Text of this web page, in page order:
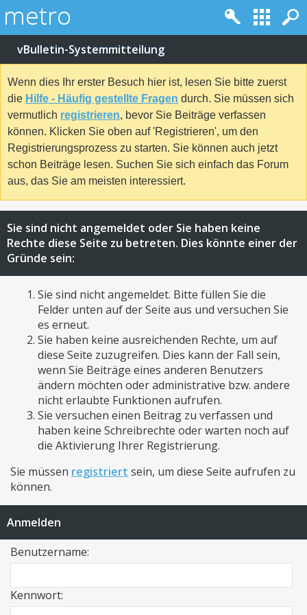
vBulletin-Systemmitteilung
Wenn dies Ihr erster Besuch hier ist, lesen Sie bitte zuerst
die Hilfe - Häufig gestellte Fragen durch. Sie müssen sich
vermutlich registrieren, bevor Sie Beiträge verfassen
können. Klicken Sie oben auf 'Registrieren', um den
Registrierungsprozess zu starten. Sie können auch jetzt
schon Beiträge lesen. Suchen Sie sich einfach das Forum
aus, das Sie am meisten interessiert.
Sie sind nicht angemeldet oder Sie haben keine
Rechte diese Seite zu betreten. Dies könnte einer der
Gründe sein:
Sie sind nicht angemeldet. Bitte füllen Sie die
Felder unten auf der Seite aus und versuchen Sie
es erneut.
Sie haben keine ausreichenden Rechte, um auf
diese Seite zuzugreifen. Dies kann der Fall sein,
wenn Sie Beiträge eines anderen Benutzers
ändern möchten oder administrative bzw. andere
nicht erlaubte Funktionen aufrufen.
Sie versuchen einen Beitrag zu verfassen und
haben keine Schreibrechte oder warten noch auf
die Aktivierung Ihrer Registrierung.
Sie müssen registriert sein, um diese Seite aufrufen zu
können.
Anmelden
Benutzername:
Kennwort: